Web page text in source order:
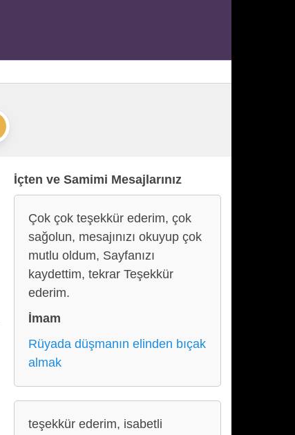
İçten ve Samimi Mesajlarınız
Çok çok teşekkür ederim, çok
sağolun, mesajınızı okuyup çok
mutlu oldum, Sayfanızı
kaydettim, tekrar Teşekkür
ederim.
İmam
Rüyada düşmanın elinden bıçak
almak
teşekkür ederim, isabetli